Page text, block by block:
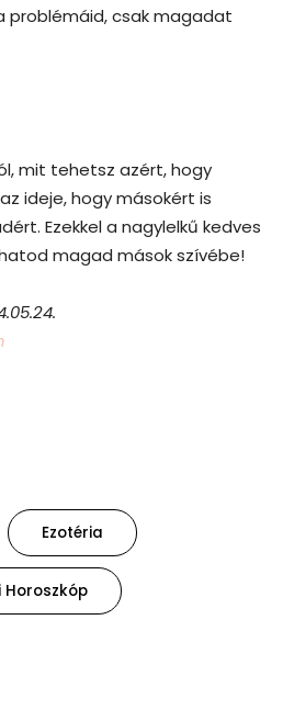
problémáid, csak magadat
mit tehetsz azért, hogy
ideje, hogy másokért is
Ezekkel a nagylelkű kedves
magad mások szívébe!
Ezotéria
Horoszkóp